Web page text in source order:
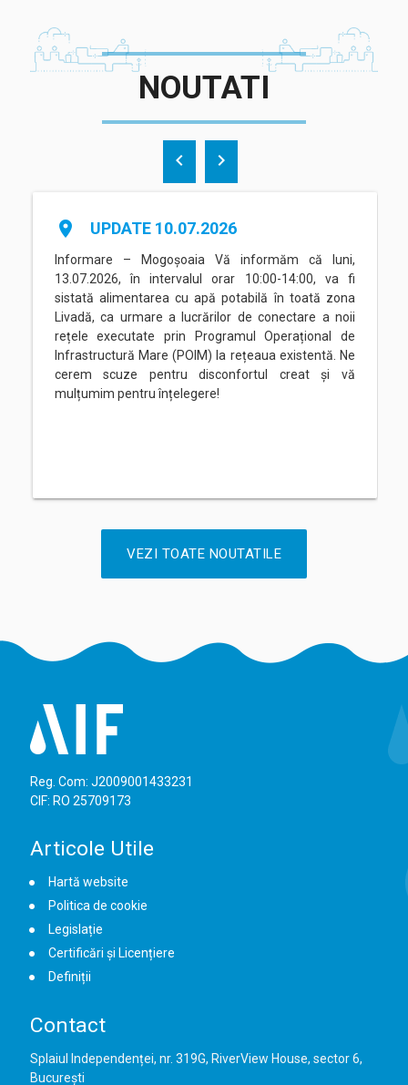
NOUTATI
place UPDATE 10.07.2026
Informare – Mogoșoaia Vă informăm că luni,
13.07.2026, în intervalul orar 10:00-14:00, va fi
sistată alimentarea cu apă potabilă în toată zona
Livadă, ca urmare a lucrărilor de conectare a noii
rețele executate prin Programul Operațional de
Infrastructură Mare (POIM) la rețeaua existentă. Ne
cerem scuze pentru disconfortul creat și vă
mulțumim pentru înțelegere!
chevron_left chevron_right
VEZI TOATE NOUTATILE
Reg. Com: J2009001433231
CIF: RO 25709173
Articole Utile
Hartă website
Politica de cookie
Legislație
Certificări și Licențiere
Definiții
Contact
Splaiul Independenței, nr. 319G, RiverView House, sector 6,
București